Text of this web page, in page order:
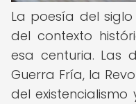
La poesía del
del contexto
esa centuria. Las
Guerra Fría, la
del